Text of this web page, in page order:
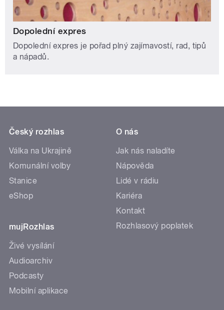
Dopolední expres
Dopolední expres je pořad plný zajímavostí, rad, tipů
a nápadů.
Český rozhlas
Válka na Ukrajině
Komunální volby
Stanice
eShop
mujRozhlas
Živé vysílání
Audioarchiv
Podcasty
Mobilní aplikace
O nás
Jak nás naladíte
Nápověda
Lidé v rádiu
Kariéra
Kontakt
Rozhlasový poplatek